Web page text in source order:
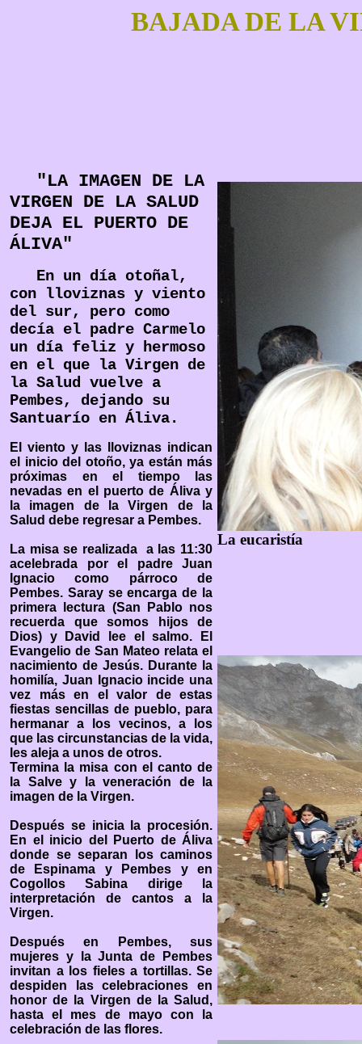
BAJADA DE LA
"LA IMAGEN DE LA
VIRGEN DE LA SALUD
DEJA EL PUERTO DE
ÁLIVA"
En un día otoñal,
con lloviznas y viento
del sur, pero como
decía el padre Carmelo
un día feliz y hermoso
en el que la Virgen de
la Salud vuelve a
Pembes, dejando su
Santuarío en Áliva.
El viento y las lloviznas indican
el inicio del otoño, ya están más
próximas en el tiempo las
nevadas en el puerto de Áliva y
la imagen de la Virgen de la
Salud debe regresar a Pembes.
La misa se realizada a las 11:30
acelebrada por el padre Juan
Ignacio como párroco de
Pembes. Saray se encarga de la
primera lectura (San Pablo nos
recuerda que somos hijos de
Dios) y David lee el salmo. El
Evangelio de San Mateo relata el
nacimiento de Jesús. Durante la
homilía, Juan Ignacio incide una
vez más en el valor de estas
fiestas sencillas de pueblo, para
hermanar a los vecinos, a los
que las circunstancias de la vida,
les aleja a unos de otros.
Termina la misa con el canto de
la Salve y la veneración de la
imagen de la Virgen.
Después se inicia la procesión.
En el inicio del Puerto de Áliva
donde se separan los caminos
de Espinama y Pembes y en
Cogollos Sabina dirige la
interpretación de cantos a la
Virgen.
Después en Pembes, sus
mujeres y la Junta de Pembes
invitan a los fieles a tortillas. Se
despiden las celebraciones en
honor de la Virgen de la Salud,
hasta el mes de mayo con la
celebración de las flores.
La eucaristía